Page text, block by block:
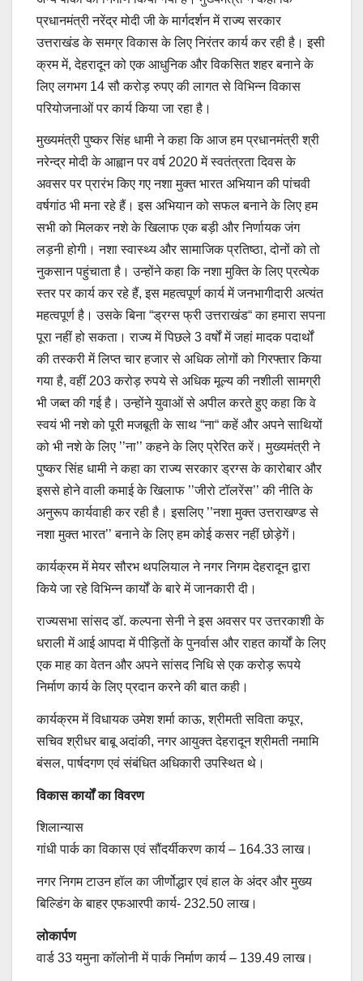
प्रधानमंत्री नरेंद्र मोदी जी के मार्गदर्शन में राज्य सरकार
उत्तराखंड के समग्र विकास के लिए निरंतर कार्य कर रही है। इसी
क्रम में, देहरादून को एक आधुनिक और विकसित शहर बनाने के
लिए लगभग 14 सौ करोड़ रुपए की लागत से विभिन्न विकास
परियोजनाओं पर कार्य किया जा रहा है।
मुख्यमंत्री पुष्कर सिंह धामी ने कहा कि आज हम प्रधानमंत्री श्री
नरेन्द्र मोदी के आह्वान पर वर्ष 2020 में स्वतंत्रता दिवस के
अवसर पर प्रारंभ किए गए नशा मुक्त भारत अभियान की पांचवी
वर्षगांठ भी मना रहे हैं। इस अभियान को सफल बनाने के लिए हम
सभी को मिलकर नशे के खिलाफ एक बड़ी और निर्णायक जंग
लड़नी होगी। नशा स्वास्थ्य और सामाजिक प्रतिष्ठा, दोनों को तो
नुकसान पहुंचाता है। उन्होंने कहा कि नशा मुक्ति के लिए प्रत्येक
स्तर पर कार्य कर रहे हैं, इस महत्वपूर्ण कार्य में जनभागीदारी अत्यंत
महत्वपूर्ण है। उसके बिना “ड्रग्स फ्री उत्तराखंड“ का हमारा सपना
पूरा नहीं हो सकता। राज्य में पिछले 3 वर्षों में जहां मादक पदार्थों
की तस्करी में लिप्त चार हजार से अधिक लोगों को गिरफ्तार किया
गया है, वहीं 203 करोड़ रुपये से अधिक मूल्य की नशीली सामग्री
भी जब्त की गई है। उन्होंने युवाओं से अपील करते हुए कहा कि वे
स्वयं भी नशे को पूरी मजबूती के साथ “ना“ कहें और अपने साथियों
को भी नशे के लिए ’’ना’’ कहने के लिए प्रेरित करें। मुख्यमंत्री ने
पुष्कर सिंह धामी ने कहा का राज्य सरकार ड्रग्स के कारोबार और
इससे होने वाली कमाई के खिलाफ ’’जीरो टॉलरेंस’’ की नीति के
अनुरूप कार्यवाही कर रही है। इसलिए ’’नशा मुक्त उत्तराखण्ड से
नशा मुक्त भारत’’ बनाने के लिए हम कोई कसर नहीं छोड़ेगें।
कार्यक्रम में मेयर सौरभ थपलियाल ने नगर निगम देहरादून द्वारा
किये जा रहे विभिन्न कार्यों के बारे में जानकारी दी।
राज्यसभा सांसद डॉ. कल्पना सेनी ने इस अवसर पर उत्तरकाशी के
धराली में आई आपदा में पीड़ितों के पुनर्वास और राहत कार्यों के लिए
एक माह का वेतन और अपने सांसद निधि से एक करोड़ रूपये
निर्माण कार्य के लिए प्रदान करने की बात कही।
कार्यक्रम में विधायक उमेश शर्मा काऊ, श्रीमती सविता कपूर,
सचिव श्रीधर बाबू अदांकी, नगर आयुक्त देहरादून श्रीमती नमामि
बंसल, पार्षदगण एवं संबंधित अधिकारी उपस्थित थे।
विकास कार्यों का विवरण
शिलान्यास
गांधी पार्क का विकास एवं सौंदर्यीकरण कार्य – 164.33 लाख।
नगर निगम टाउन हॉल का जीर्णोद्धार एवं हाल के अंदर और मुख्य
बिल्डिंग के बाहर एफआरपी कार्य- 232.50 लाख।
लोकार्पण
वार्ड 33 यमुना कॉलोनी में पार्क निर्माण कार्य – 139.49 लाख।